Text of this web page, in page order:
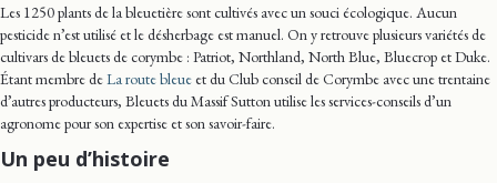
Les 1250 plants de la bleuetière sont cultivés avec un souci écologique. Aucun
pesticide n’est utilisé et le désherbage est manuel. On y retrouve plusieurs variétés de
cultivars de bleuets de corymbe : Patriot, Northland, North Blue, Bluecrop et Duke.
Étant membre deLa route bleue et du Club conseil de Corymbe avec une trentaine
d’autres producteurs, Bleuets du Massif Sutton utilise les services-conseils d’un
agronome pour son expertise et son savoir-faire.
Un peu d’histoire